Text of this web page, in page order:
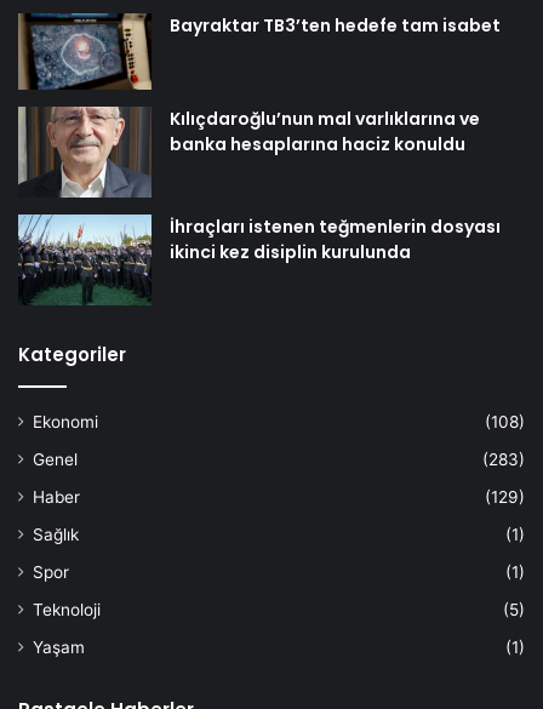
Bayraktar TB3’ten hedefe tam isabet
Kılıçdaroğlu’nun mal varlıklarına ve
banka hesaplarına haciz konuldu
İhraçları istenen teğmenlerin dosyası
ikinci kez disiplin kurulunda
Kategoriler
Ekonomi
(108)
Genel
(283)
Haber
(129)
Sağlık
(1)
Spor
(1)
Teknoloji
(5)
Yaşam
(1)